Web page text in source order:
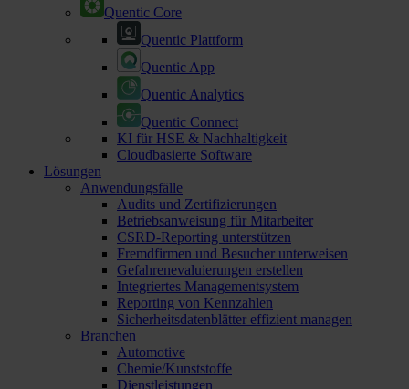
Quentic Core
Quentic Plattform
Quentic App
Quentic Analytics
Quentic Connect
KI für HSE & Nachhaltigkeit
Cloudbasierte Software
Lösungen
Anwendungsfälle
Audits und Zertifizierungen
Betriebsanweisung für Mitarbeiter
CSRD-Reporting unterstützen
Fremdfirmen und Besucher unterweisen
Gefahrenevaluierungen erstellen
Integriertes Managementsystem
Reporting von Kennzahlen
Sicherheitsdatenblätter effizient managen
Branchen
Automotive
Chemie/Kunststoffe
Dienstleistungen